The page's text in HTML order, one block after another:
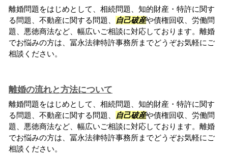
離婚問題をはじめとして、相続問題、知的財産・特許に関す
る問題、不動産に関する問題、
自己破産や債権回収、労働問
題、悪徳商法など、幅広いご相談に対応しております。離婚
でお悩みの方は、冨永法律特許事務所までどうぞお気軽にご
相談ください。
離婚の流れと方法について
離婚問題をはじめとして、相続問題、知的財産・特許に関す
る問題、不動産に関する問題、
自己破産や債権回収、労働問
題、悪徳商法など、幅広いご相談に対応しております。離婚
でお悩みの方は、冨永法律特許事務所までどうぞお気軽にご
相談ください。